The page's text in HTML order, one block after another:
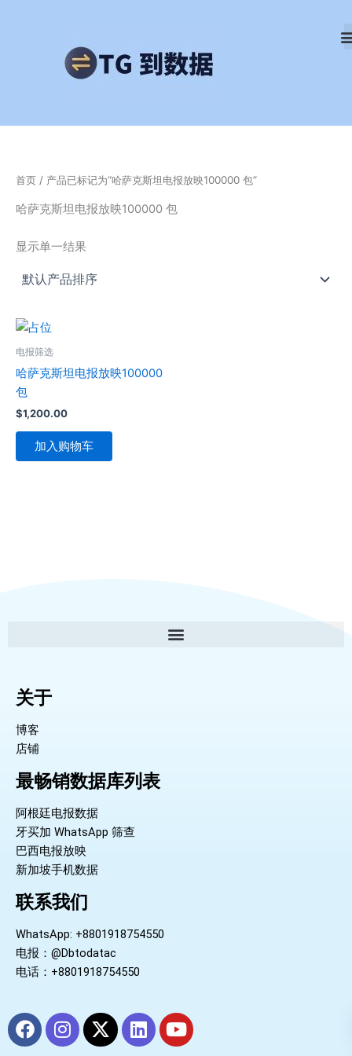
首页 / 产品已标记为“哈萨克斯坦电报放映100000 包”
哈萨克斯坦电报放映100000 包
显示单一结果
电报筛选
哈萨克斯坦电报放映100000
包
$1,200.00
加入购物车
关于
博客
店铺
最畅销数据库列表
阿根廷电报数据
牙买加 WhatsApp 筛查
巴西电报放映
新加坡手机数据
联系我们
WhatsApp: +8801918754550
电报：@Dbtodatac
电话：+8801918754550
F
a
I
n
X
-
L
i
Y
o